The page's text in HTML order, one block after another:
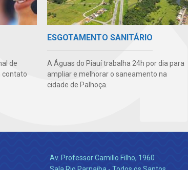
de
contato
ESGOTAMENTO SANITÁRIO
A Águas do Piauí trabalha 24h por dia para
ampliar e melhorar o saneamento na
cidade de Palhoça.
Av. Professor Camillo Filho, 1960